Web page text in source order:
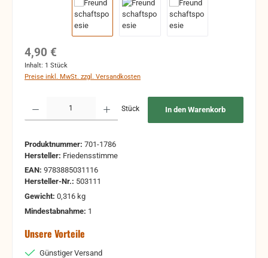
Regulärer Preis:
4,90 €
Inhalt: 1 Stück
Preise inkl. MwSt. zzgl. Versandkosten
Stück In den Warenkorb
Produktnummer: 701-1786
Hersteller: Friedensstimme
EAN: 9783885031116
Hersteller-Nr.: 503111
Gewicht: 0,316 kg
Mindestabnahme: 1
Unsere Vorteile
Günstiger Versand